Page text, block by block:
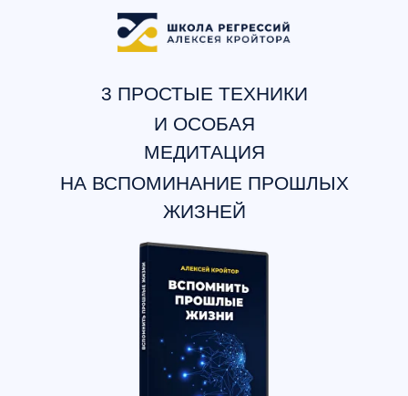
И ОСОБАЯ
МЕДИТАЦИЯ
НА ВСПОМИНАНИЕ ПРОШЛЫХ
ЖИЗНЕЙ
3 ПРОСТЫЕ ТЕХНИКИ